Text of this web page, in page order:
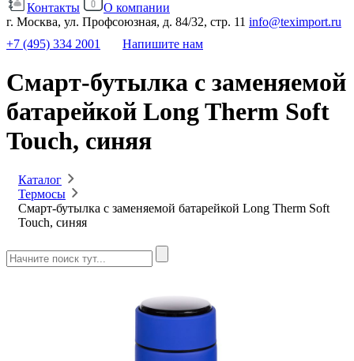
Контакты
О компании
г. Москва, ул. Профсоюзная, д. 84/32, стр. 11 info@teximport.ru
+7 (495) 334 2001
Напишите нам
Смарт-бутылка с заменяемой
батарейкой Long Therm Soft
Touch, синяя
Каталог
Термосы
Смарт-бутылка с заменяемой батарейкой Long Therm Soft
Touch, синяя